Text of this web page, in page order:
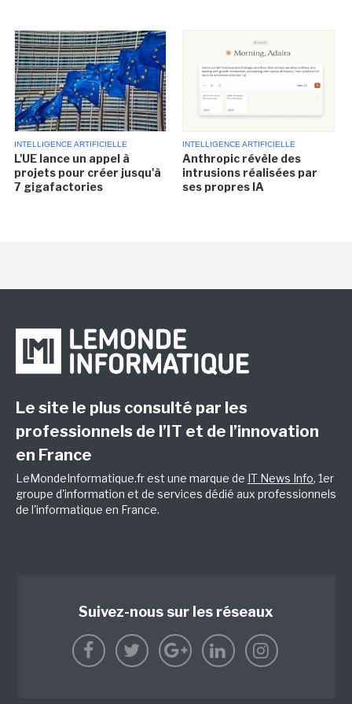
INTELLIGENCE ARTIFICIELLE
L'UE lance un appel à
projets pour créer jusqu'à
7 gigafactories
INTELLIGENCE ARTIFICIELLE
Anthropic révèle des
intrusions réalisées par
ses propres IA
Le site le plus consulté par les
professionnels de l’IT et de l’innovation
en France
LeMondeInformatique.fr est une marque de IT News Info, 1er
groupe d'information et de services dédié aux professionnels
de l'informatique en France.
Suivez-nous sur les réseaux